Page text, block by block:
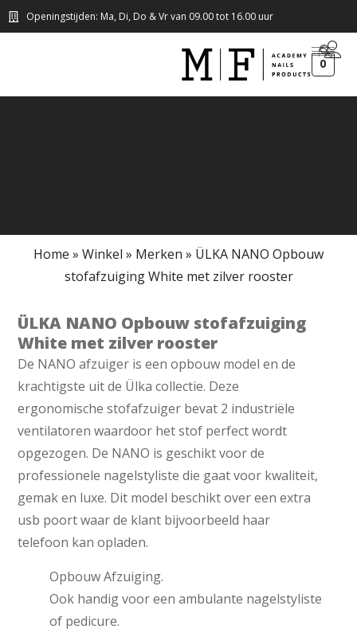
Openingstijden: Ma, Di, Do & Vr van 09.00 tot 16.00 uur
0
Home » Winkel » Merken » ÜLKA NANO Opbouw
stofafzuiging White met zilver rooster
ÜLKA NANO Opbouw stofafzuiging
White met zilver rooster
De NANO afzuiger is een opbouw model en de
krachtigste uit de Ülka collectie. Deze
ergonomische stofafzuiger bevat 2 industriële
ventilatoren waardoor het stof perfect wordt
opgezogen. De NANO is geschikt voor de
professionele nagelstyliste die gaat voor kwaliteit,
gemak en luxe. Dit model beschikt over een extra
usb poort waar de klant bijvoorbeeld haar
telefoon kan opladen.
Opbouw Afzuiging.
Ook handig voor een ambulante nagelstyliste
of pedicure.